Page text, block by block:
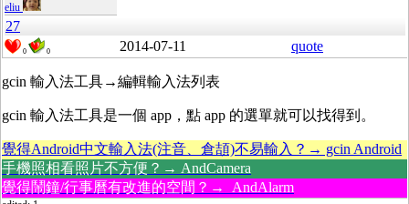
eliu
27
0 0 2014-07-11 quote
gcin 輸入法工具→編輯輸入法列表
gcin 輸入法工具是一個 app，點 app 的選單就可以找得到。
覺得Android中文輸入法(注音、倉頡)不易輸入？→ gcin Android
手機照相看照片不方便？→ AndCamera
覺得鬧鐘/行事曆有改進的空間？→ AndAlarm